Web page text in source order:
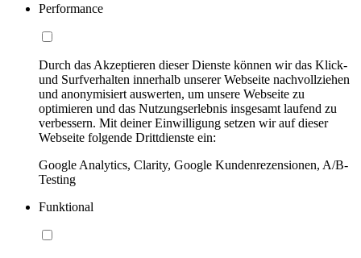
Performance
Durch das Akzeptieren dieser Dienste können wir das Klick-
und Surfverhalten innerhalb unserer Webseite nachvollziehen
und anonymisiert auswerten, um unsere Webseite zu
optimieren und das Nutzungserlebnis insgesamt laufend zu
verbessern. Mit deiner Einwilligung setzen wir auf dieser
Webseite folgende Drittdienste ein:
Google Analytics, Clarity, Google Kundenrezensionen, A/B-
Testing
Funktional